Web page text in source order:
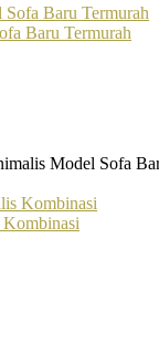
Baru Termurah
Model Sofa